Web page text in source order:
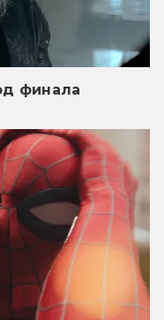
финала